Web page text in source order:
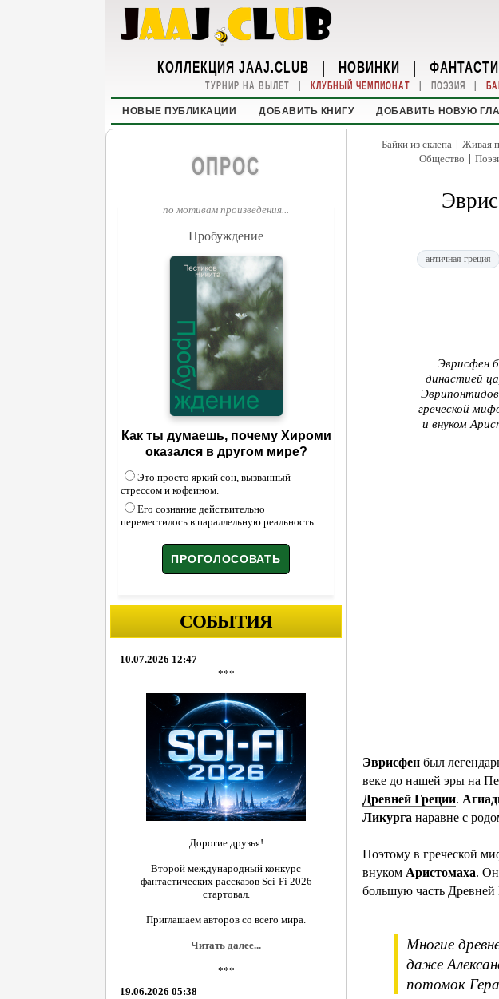
КОЛЛЕКЦИЯ JAAJ.CLUB | НОВИНКИ |
ТУРНИР НА ВЫЛЕТ | КЛУБНЫЙ ЧЕМПИОНАТ | ПОЭЗИЯ |
НОВЫЕ ПУБЛИКАЦИИ ДОБАВИТЬ КНИГУ ДОБАВИТЬ НОВУЮ
ОПРОС
по мотивам произведения...
Пробуждение
Как ты думаешь, почему Хироми
оказался в другом мире?
Это просто яркий сон, вызванный
стрессом и кофеином.
Его сознание действительно
переместилось в параллельную реальность.
СОБЫТИЯ
10.07.2026 12:47
***
Дорогие друзья!
Второй международный конкурс
фантастических рассказов Sci-Fi 2026
стартовал.
Приглашаем авторов со всего мира.
Читать далее...
***
19.06.2026 05:38
Байки из склепа | Живая
Общество |
античная греция
Эврисфен
династией
греческой
и внуком
Эврисфен был
веке до нашей эры на
Древней Греции.
Ликурга наравне с
Поэтому в греческой
внуком Аристомаха.
большую часть
Многие
даже
потомок